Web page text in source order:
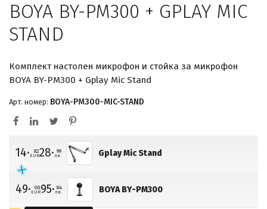
BOYA BY-PM300 + GPLAY MIC
STAND
Комплект настолен микрофон и стойка за микрофон
BOYA BY-PM300 + Gplay Mic Stand
Арт. номер: BOYA-PM300-MIC-STAND
14· 82
EUR28· 99
лв. Gplay Mic Stand
49· 00
EUR95· 84
лв. BOYA BY-PM300